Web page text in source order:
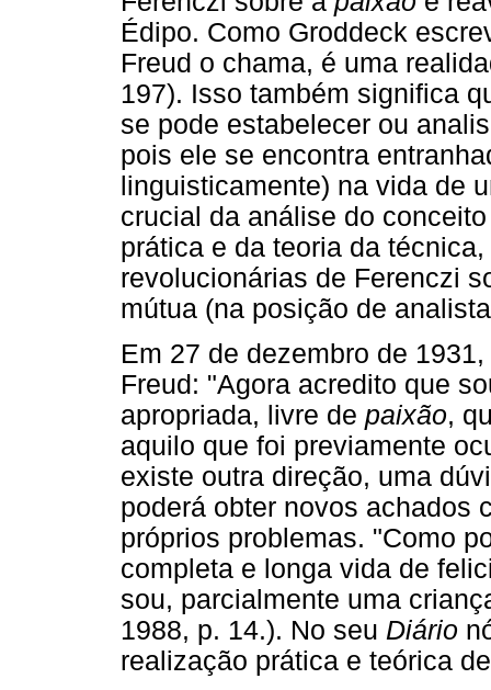
Édipo. Como Groddeck
Freud o chama, é uma
197). Isso também significa
se pode estabelecer ou
pois ele se encontra
linguisticamente) na vida de
crucial da análise do
prática e da teoria da
revolucionárias de Ferenczi
mútua (na posição de
Em 27 de dezembro de
Freud: "Agora acredito que
apropriada, livre de paixão,
aquilo que foi previamente
existe outra direção, uma
poderá obter novos achados
próprios problemas. "Como
completa e longa vida de
sou, parcialmente uma
1988, p. 14.). No seu Diário
realização prática e teórica